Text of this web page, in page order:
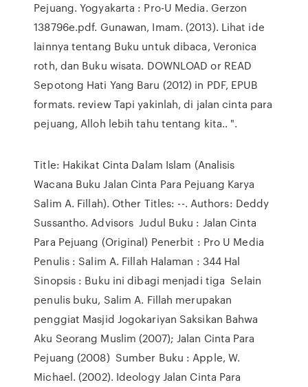
Pejuang. Yogyakarta : Pro-U Media. Gerzon
138796e.pdf. Gunawan, Imam. (2013). Lihat ide
lainnya tentang Buku untuk dibaca, Veronica
roth, dan Buku wisata. DOWNLOAD or READ
Sepotong Hati Yang Baru (2012) in PDF, EPUB
formats. review Tapi yakinlah, di jalan cinta para
pejuang, Alloh lebih tahu tentang kita.. ".
Title: Hakikat Cinta Dalam Islam (Analisis
Wacana Buku Jalan Cinta Para Pejuang Karya
Salim A. Fillah). Other Titles: --. Authors: Deddy
Sussantho. Advisors Judul Buku : Jalan Cinta
Para Pejuang (Original) Penerbit : Pro U Media
Penulis : Salim A. Fillah Halaman : 344 Hal
Sinopsis : Buku ini dibagi menjadi tiga Selain
penulis buku, Salim A. Fillah merupakan
penggiat Masjid Jogokariyan Saksikan Bahwa
Aku Seorang Muslim (2007); Jalan Cinta Para
Pejuang (2008) Sumber Buku : Apple, W.
Michael. (2002). Ideology Jalan Cinta Para